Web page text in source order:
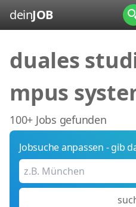
deinJOB
duales
mpus
amon
100+ Jobs gefunden
Jobsuche anpassen - gib